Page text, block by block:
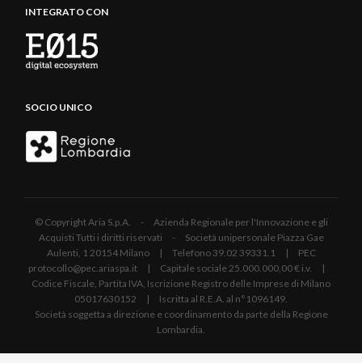
INTEGRATO CON
SOCIO UNICO
© Copyright Aria S.p.A. - Azienda Regionale per l'Innovazione e gli
Acquisti Tutti i diritti riservati - Società unipersonale Piazza Gae
Aulenti, 1 20154 Milano | Telefono 39.02 39331.1 | PEC
protocollo@pec.ariaspa.it | Capitale sociale 25.000.000,00 € i.v. |
Codice Fiscale, Partita IVA, Iscrizione Registro delle Imprese di Milano
05017630152 | Iscritta al R.E.A. al n°1096149.
Società soggetta a direzione e coordinamento da parte della Regione
Lombardia.